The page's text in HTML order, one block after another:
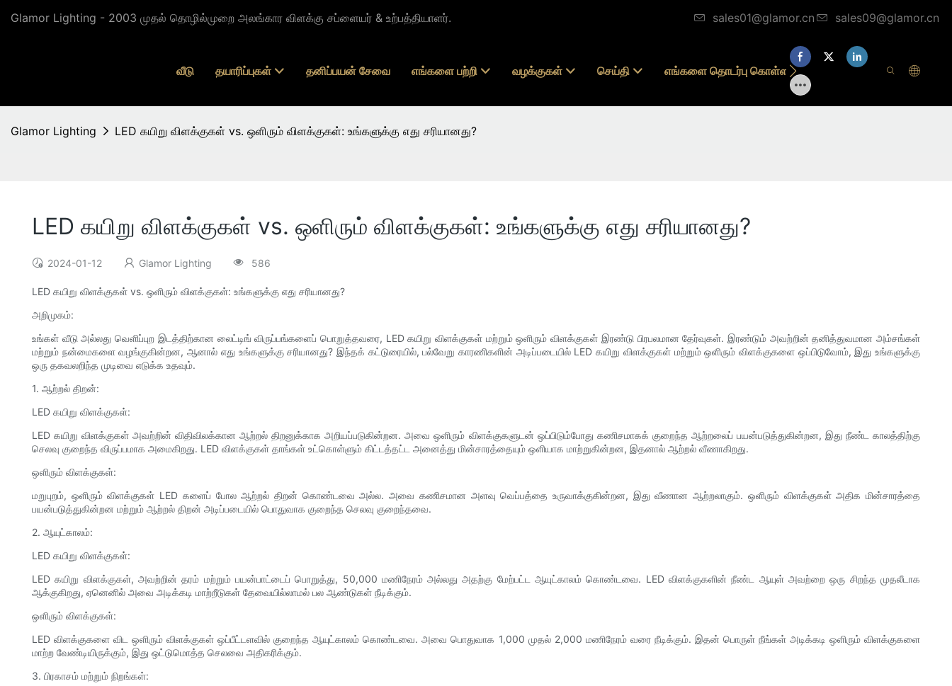
Glamor Lighting - 2003 முதல் தொழில்முறை அலங்கார விளக்கு சப்ளையர் & உற்பத்தியாளர். sales01@glamor.cn sales09@glamor.cn
வீடு தயாரிப்புகள் தனிப்பயன் சேவை எங்களை பற்றி வழக்குகள் செய்தி எங்களை தொடர்பு கொள்ள
Glamor Lighting LED கயிறு விளக்குகள் vs. ஒளிரும் விளக்குகள்: உங்களுக்கு எது சரியானது?
LED கயிறு விளக்குகள் vs. ஒளிரும் விளக்குகள்: உங்களுக்கு எது சரியானது?
2024-01-12 Glamor Lighting 586
LED கயிறு விளக்குகள் vs. ஒளிரும் விளக்குகள்: உங்களுக்கு எது சரியானது?
அறிமுகம்:
உங்கள் வீடு அல்லது வெளிப்புற இடத்திற்கான லைட்டிங் விருப்பங்களைப் பொறுத்தவரை, LED கயிறு விளக்குகள் மற்றும் ஒளிரும் விளக்குகள் இரண்டு பிரபலமான தேர்வுகள். இரண்டும் அவற்றின் தனித்துவமான அம்சங்கள்
மற்றும் நன்மைகளை வழங்குகின்றன, ஆனால் எது உங்களுக்கு சரியானது? இந்தக் கட்டுரையில், பல்வேறு காரணிகளின் அடிப்படையில் LED கயிறு விளக்குகள் மற்றும் ஒளிரும் விளக்குகளை ஒப்பிடுவோம், இது உங்களுக்கு
ஒரு தகவலறிந்த முடிவை எடுக்க உதவும்.
1. ஆற்றல் திறன்:
LED கயிறு விளக்குகள்:
LED கயிறு விளக்குகள் அவற்றின் விதிவிலக்கான ஆற்றல் திறனுக்காக அறியப்படுகின்றன. அவை ஒளிரும் விளக்குகளுடன் ஒப்பிடும்போது கணிசமாகக் குறைந்த ஆற்றலைப் பயன்படுத்துகின்றன, இது நீண்ட காலத்திற்கு
செலவு குறைந்த விருப்பமாக அமைகிறது. LED விளக்குகள் தாங்கள் உட்கொள்ளும் கிட்டத்தட்ட அனைத்து மின்சாரத்தையும் ஒளியாக மாற்றுகின்றன, இதனால் ஆற்றல் வீணாகிறது.
ஒளிரும் விளக்குகள்:
மறுபுறம், ஒளிரும் விளக்குகள் LED களைப் போல ஆற்றல் திறன் கொண்டவை அல்ல. அவை கணிசமான அளவு வெப்பத்தை உருவாக்குகின்றன, இது வீணான ஆற்றலாகும். ஒளிரும் விளக்குகள் அதிக மின்சாரத்தை
பயன்படுத்துகின்றன மற்றும் ஆற்றல் திறன் அடிப்படையில் பொதுவாக குறைந்த செலவு குறைந்தவை.
2. ஆயுட்காலம்:
LED கயிறு விளக்குகள்:
LED கயிறு விளக்குகள், அவற்றின் தரம் மற்றும் பயன்பாட்டைப் பொறுத்து, 50,000 மணிநேரம் அல்லது அதற்கு மேற்பட்ட ஆயுட்காலம் கொண்டவை. LED விளக்குகளின் நீண்ட ஆயுள் அவற்றை ஒரு சிறந்த முதலீடாக
ஆக்குகிறது, ஏனெனில் அவை அடிக்கடி மாற்றீடுகள் தேவையில்லாமல் பல ஆண்டுகள் நீடிக்கும்.
ஒளிரும் விளக்குகள்:
LED விளக்குகளை விட ஒளிரும் விளக்குகள் ஒப்பீட்டளவில் குறைந்த ஆயுட்காலம் கொண்டவை. அவை பொதுவாக 1,000 முதல் 2,000 மணிநேரம் வரை நீடிக்கும். இதன் பொருள் நீங்கள் அடிக்கடி ஒளிரும் விளக்குகளை
மாற்ற வேண்டியிருக்கும், இது ஒட்டுமொத்த செலவை அதிகரிக்கும்.
3. பிரகாசம் மற்றும் நிறங்கள்: